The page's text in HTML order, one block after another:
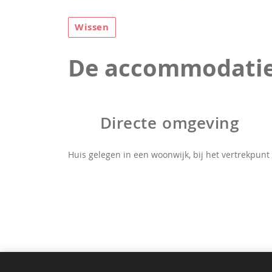
Wissen
De
Directe omgeving
Huis gelegen in een woonwijk, bij het